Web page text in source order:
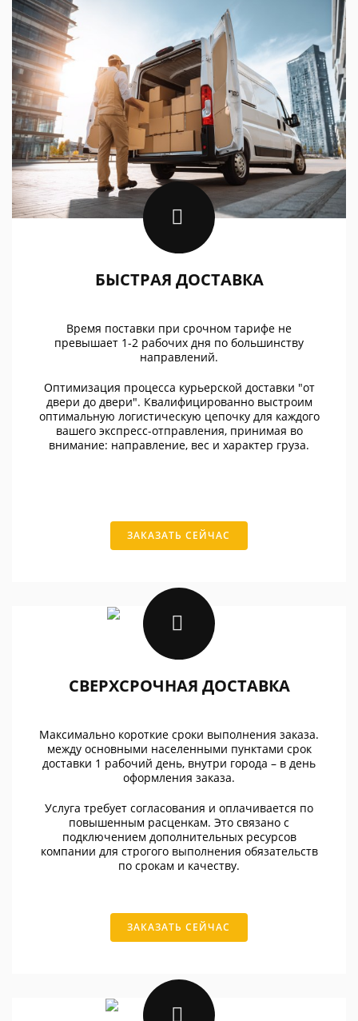
БЫСТРАЯ ДОСТАВКА
Время поставки при срочном тарифе не
превышает 1-2 рабочих дня по большинству
направлений.
Оптимизация процесса курьерской доставки "от
двери до двери". Квалифицированно выстроим
оптимальную логистическую цепочку для каждого
вашего экспресс-отправления, принимая во
внимание: направление, вес и характер груза.
ЗАКАЗАТЬ СЕЙЧАС
СВЕРХСРОЧНАЯ ДОСТАВКА
Максимально короткие сроки выполнения заказа.
между основными населенными пунктами срок
доставки 1 рабочий день, внутри города – в день
оформления заказа.
Услуга требует согласования и оплачивается по
повышенным расценкам. Это связано с
подключением дополнительных ресурсов
компании для строгого выполнения обязательств
по срокам и качеству.
ЗАКАЗАТЬ СЕЙЧАС